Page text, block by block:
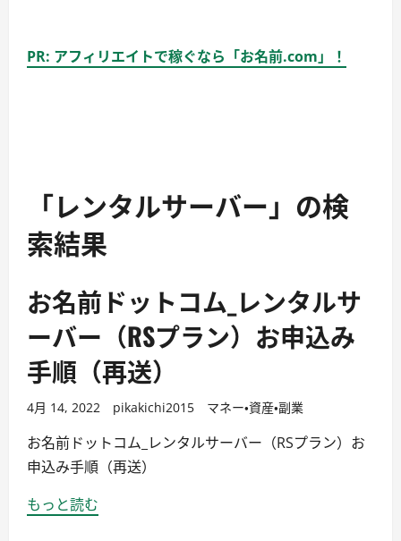
PR: アフィリエイトで稼ぐなら「お名前.com」！
「レンタルサーバー」の検
索結果
お名前ドットコム_レンタルサ
ーバー（RSプラン）お申込み
手順（再送）
4月 14, 2022 pikakichi2015 マネー・資産・副業
お名前ドットコム_レンタルサーバー（RSプラン）お
申込み手順（再送）
もっと読む